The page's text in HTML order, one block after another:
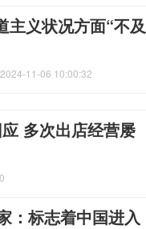
主义状况方面“不及
2024-11-06 10:00:32
多次出店经营屡
：标志着中国进入